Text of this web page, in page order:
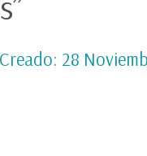
Creado: 28